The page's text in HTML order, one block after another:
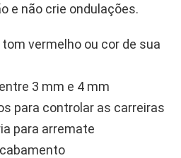
e não crie ondulações.
vermelho ou cor de sua
3 mm e 4 mm
para controlar as carreiras
para arremate